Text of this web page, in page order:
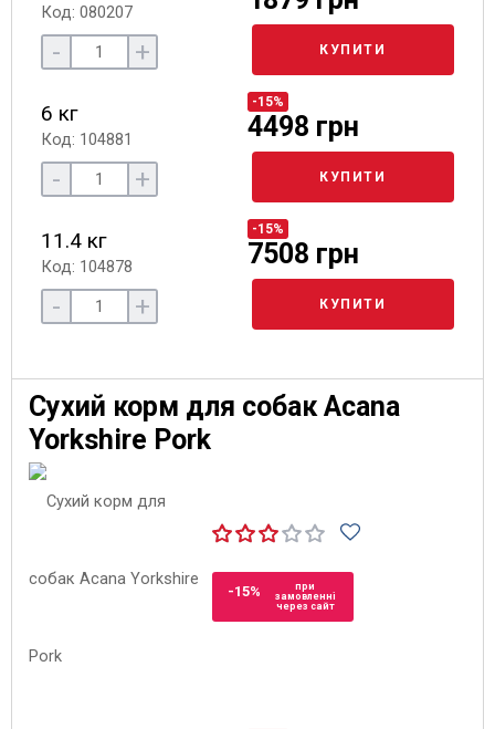
Код: 080207
- + КУПИТИ
6 кг
Код: 104881
-15%
4498 грн
- + КУПИТИ
11.4 кг
Код: 104878
-15%
7508 грн
- + КУПИТИ
Сухий корм для собак Acana
Yorkshire Pork
-15%
при
замовленні
через сайт